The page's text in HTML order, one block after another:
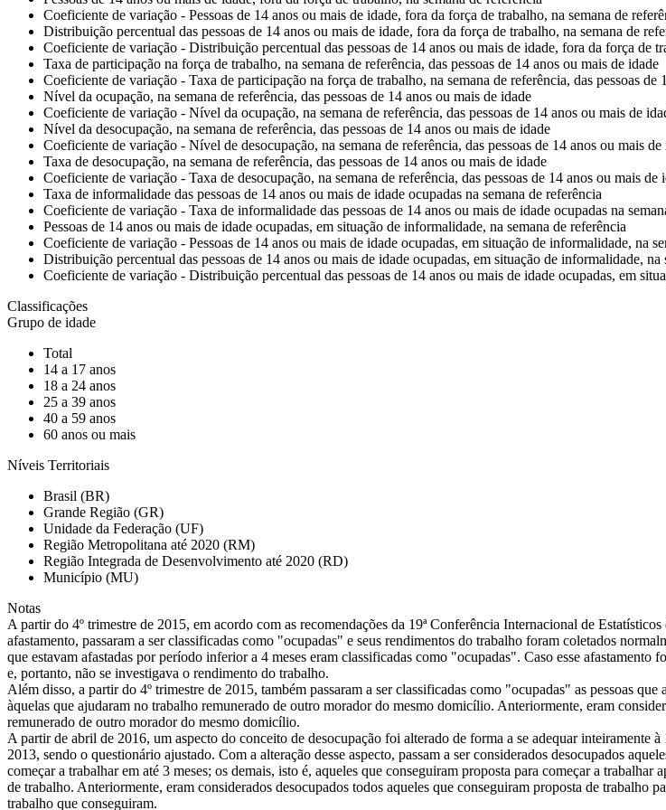
Coeficiente de variação - Pessoas de 14 anos ou mais de idade, fora da força de trabalho, na semana de
Distribuição percentual das pessoas de 14 anos ou mais de idade, fora da força de trabalho, na semana de
Coeficiente de variação - Distribuição percentual das pessoas de 14 anos ou mais de idade, fora da força de
Taxa de participação na força de trabalho, na semana de referência, das pessoas de 14 anos ou mais de idade
Coeficiente de variação - Taxa de participação na força de trabalho, na semana de referência, das pessoas de
Nível da ocupação, na semana de referência, das pessoas de 14 anos ou mais de idade
Coeficiente de variação - Nível da ocupação, na semana de referência, das pessoas de 14 anos ou mais de
Nível da desocupação, na semana de referência, das pessoas de 14 anos ou mais de idade
Coeficiente de variação - Nível de desocupação, na semana de referência, das pessoas de 14 anos ou mais de
Taxa de desocupação, na semana de referência, das pessoas de 14 anos ou mais de idade
Coeficiente de variação - Taxa de desocupação, na semana de referência, das pessoas de 14 anos ou mais de
Taxa de informalidade das pessoas de 14 anos ou mais de idade ocupadas na semana de referência
Coeficiente de variação - Taxa de informalidade das pessoas de 14 anos ou mais de idade ocupadas na
Pessoas de 14 anos ou mais de idade ocupadas, em situação de informalidade, na semana de referência
Coeficiente de variação - Pessoas de 14 anos ou mais de idade ocupadas, em situação de informalidade, na
Distribuição percentual das pessoas de 14 anos ou mais de idade ocupadas, em situação de informalidade, na
Coeficiente de variação - Distribuição percentual das pessoas de 14 anos ou mais de idade ocupadas, em
Classificações
Grupo de idade
Total
14 a 17 anos
18 a 24 anos
25 a 39 anos
40 a 59 anos
60 anos ou mais
Níveis Territoriais
Brasil (BR)
Grande Região (GR)
Unidade da Federação (UF)
Região Metropolitana até 2020 (RM)
Região Integrada de Desenvolvimento até 2020 (RD)
Município (MU)
Notas
A partir do 4º trimestre de 2015, em acordo com as recomendações da 19ª Conferência Internacional de
afastamento, passaram a ser classificadas como "ocupadas" e seus rendimentos do trabalho foram coletados
que estavam afastadas por período inferior a 4 meses eram classificadas como "ocupadas". Caso esse
e, portanto, não se investigava o rendimento do trabalho.
Além disso, a partir do 4º trimestre de 2015, também passaram a ser classificadas como "ocupadas" as pessoas
àquelas que ajudaram no trabalho remunerado de outro morador do mesmo domicílio. Anteriormente, eram
remunerado de outro morador do mesmo domicílio.
A partir de abril de 2016, um aspecto do conceito de desocupação foi alterado de forma a se adequar
2013, sendo o questionário ajustado. Com a alteração desse aspecto, passam a ser considerados desocupados
começar a trabalhar em até 3 meses; os demais, isto é, aqueles que conseguiram proposta para começar a
de trabalho. Anteriormente, eram considerados desocupados todos aqueles que conseguiram proposta de trabalho
trabalho que conseguiram.